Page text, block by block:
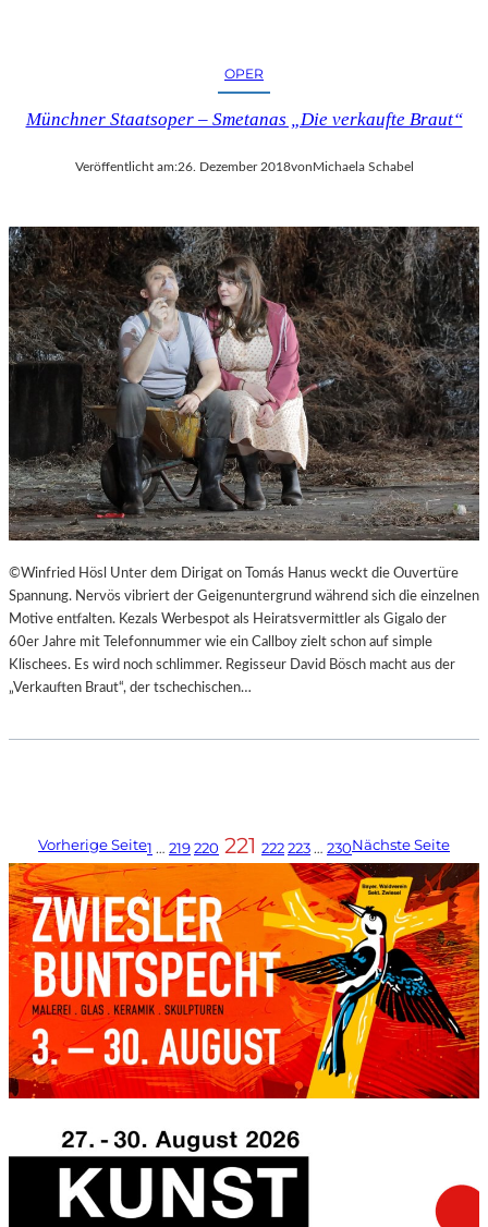
OPER
Münchner Staatsoper – Smetanas „Die verkaufte Braut“
Veröffentlicht am:26. Dezember 2018von Michaela Schabel
©Winfried Hösl Unter dem Dirigat on Tomás Hanus weckt die Ouvertüre
Spannung. Nervös vibriert der Geigenuntergrund während sich die einzelnen
Motive entfalten. Kezals Werbespot als Heiratsvermittler als Gigalo der
60er Jahre mit Telefonnummer wie ein Callboy zielt schon auf simple
Klischees. Es wird noch schlimmer. Regisseur David Bösch macht aus der
„Verkauften Braut“, der tschechischen…
Vorherige Seite1 … 219220 221 222223 … 230Nächste Seite